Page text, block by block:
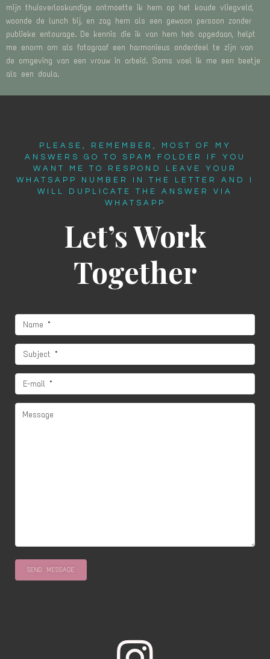
mijn thuisverloskundige ontmoette ik hem op het koude vliegveld,
woonde de lunch bij, en zag hem als een gewoon persoon zonder
publieke entourage. De kennis die ik van hem heb opgedaan, helpt
me enorm om als fotograaf een harmonieus onderdeel te zijn van
de omgeving van een vrouw in arbeid. Soms voel ik me een beetje
als een doula.
PLEASE, REMEMBER, MOST OF MY
ANSWERS GO TO SPAM FOLDER IF YOU
WANT ME TO RESPOND LEAVE YOUR
WHATSAPP NUMBER IN THE LETTER AND I
WILL DUPLICATE THE ANSWER VIA
WHATSAPP
Let’s Work
Together